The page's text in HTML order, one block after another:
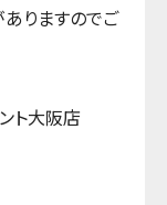
ありますのでご
ト大阪店